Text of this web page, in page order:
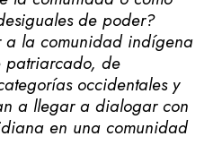
de poder?
a la comunidad indígena
de
occidentales y
a llegar a dialogar con
en una comunidad